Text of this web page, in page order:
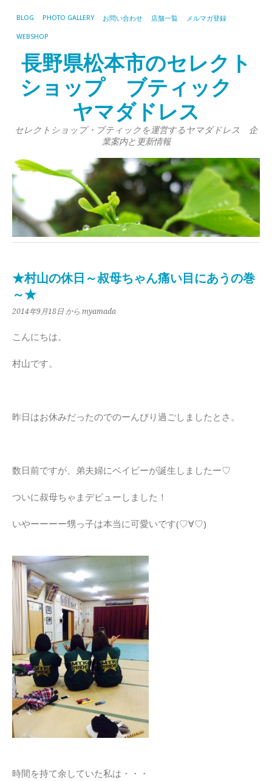
BLOG PHOTO GALLERY お問い合わせ 店舗一覧 メルマガ登録
WEBSHOP
長野県松本市のセレクト
ショップ ブティック
ヤマダドレス
セレクトショップ・ブティックを運営するヤマダドレス 企
業案内と更新情報
★村山の休日～叔母ちゃん痛い目にあうの巻
～★
2014年9月18日 から myamada
こんにちは。
村山です。
昨日はお休みだったのでのーんびり過ごしましたとさ。
数日前ですが、弟夫婦にベイビーが誕生しましたー♡
ついに叔母ちゃまデビューしました！
いやーーーー甥っ子は本当に可愛いです(♡∀♡)
時間を持て余していた私は・・・